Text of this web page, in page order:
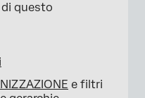
questo
e filtri